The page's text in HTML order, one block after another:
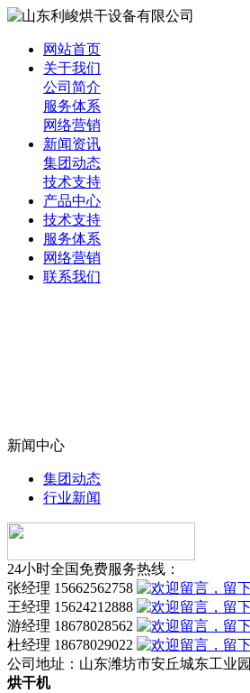
网站首页
关于我们
公司简介
服务体系
网络营销
新闻资讯
集团动态
技术支持
产品中心
技术支持
服务体系
网络营销
联系我们
新闻中心
集团动态
行业新闻
24小时全国免费服务热线：
张经理 15662562758
王经理 15624212888
游经理 18678028562
杜经理 18678029022
公司地址： 山东潍坊市安丘城东工业园
烘干机